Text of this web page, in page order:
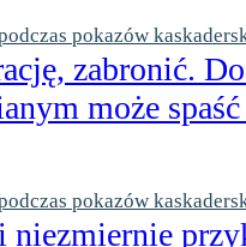
pokazów
zabronić.
może
pokazów
niezmiernie